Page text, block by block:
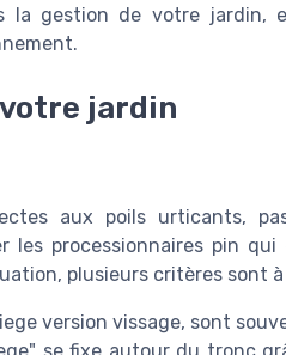
la gestion de votre jardin,
jardin
aux poils urticants,
processionnaires pin qui
plusieurs critères sont
version vissage, sont